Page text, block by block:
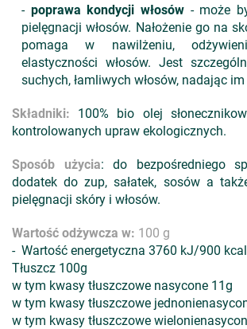
- poprawa kondycji włosów- może
pielęgnacji włosów. Nałożenie go na
pomaga w nawilżeniu,
elastyczności włosów. Jest
suchych, łamliwych włosów, nadając
Składniki: 100% bio olej
kontrolowanych upraw ekologicznych.
Sposób użycia: do bezpośredniego
dodatek do zup, sałatek, sosów a
pielęgnacji skóry i włosów.
Wartość odżywcza w: 100 g
- Wartość energetyczna 3760 kJ/900 kcal
Tłuszcz 100g
w tym kwasy tłuszczowe nasycone 11g
w tym kwasy tłuszczowe
w tym kwasy tłuszczowe